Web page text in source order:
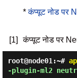
*कंप्यूट नोड पर
[1] कंप्यूट नोड पर
root@node01:~#
-plugin-ml2